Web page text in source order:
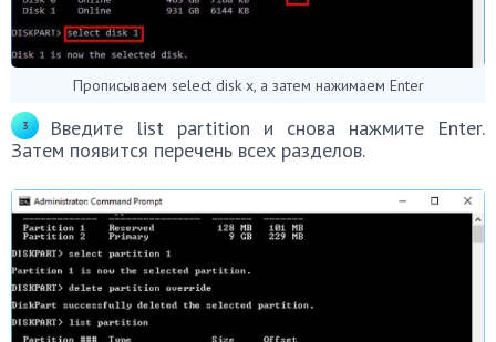
Прописываем select disk x, а затем нажимаем Enter
Введите list partition и снова нажмите Enter.
Затем появится перечень всех разделов.